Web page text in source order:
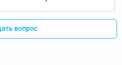
вопрос